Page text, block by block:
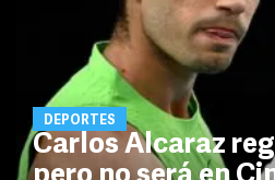
DEPORTES
Carlos Alcaraz